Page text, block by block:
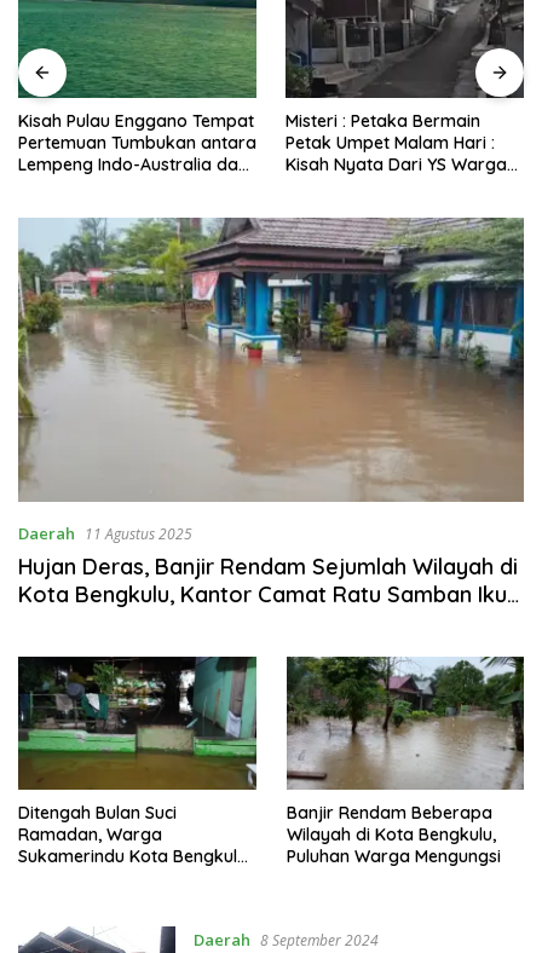
Kisah Pulau Enggano Tempat
Pertemuan Tumbukan antara
Lempeng Indo-Australia dan
Terjadi Pelepasan Energi
Mendadak Potensi Gempa
8.4 SR dan Picu Tsunami 15
Meter
Misteri : Petaka Bermain
Petak Umpet Malam Hari :
Kisah Nyata Dari YS Warga
Belakang Pohon Belimbing
Daerah 11 Agustus 2025
Hujan Deras, Banjir Rendam Sejumlah Wilayah di
Kota Bengkulu, Kantor Camat Ratu Samban Ikut
Ditengah Bulan Suci
Ramadan, Warga
Sukamerindu Kota Bengkulu
Banjir Rendam Beberapa
Wilayah di Kota Bengkulu,
Puluhan Warga Mengungsi
Daerah 8 September 2024